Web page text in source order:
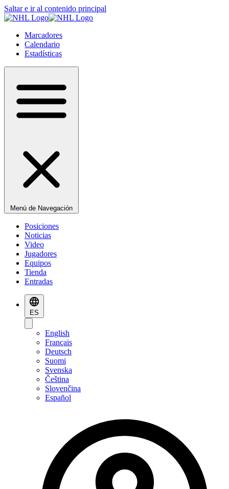
Saltar e ir al contenido principal
Marcadores
Calendario
Estadísticas
Menú de Navegación
Posiciones
Noticias
Video
Jugadores
Equipos
Tienda
Entradas
ES
English
Français
Deutsch
Suomi
Svenska
Čeština
Slovenčina
Español